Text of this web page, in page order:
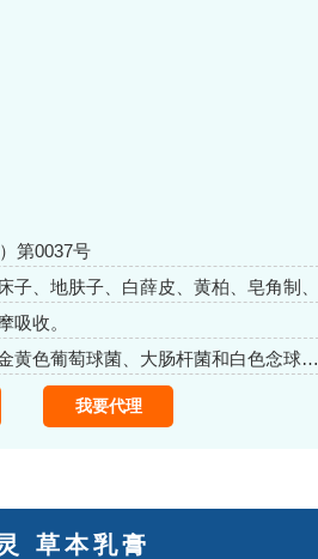
第0037号
子、地肤子、白薛皮、黄柏、皂角制、
氧已定4.50% (w/v).羟基二苹腿2 00%
(w/v)等。
吸收。
本品对皮肤引起的金黄色葡萄球菌、大肠杆菌和白色念球菌有抑制作用
我要代理
草本乳膏